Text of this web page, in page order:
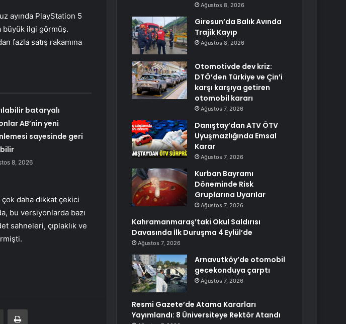
ayında PlayStation 5
büyük ilgi görmüş.
fazla satış rakamına
bataryalı
AB’nin yeni
sayesinde geri
8, 2026
çok daha dikkat çekici
bu versiyonlarda bazı
sahneleri, çıplaklık ve
E-Posta ile paylaş Yazdır
Ağustos 8, 2026
Giresun’da Balık Avında
Trajik Kayıp
Ağustos 8, 2026
Otomotivde dev kriz:
DTÖ’den Türkiye ve Çin’i
karşı karşıya getiren
otomobil kararı
Ağustos 7, 2026
Danıştay’dan ATV ÖTV
Uyuşmazlığında Emsal
Karar
Ağustos 7, 2026
Kurban Bayramı
Döneminde Risk
Gruplarına Uyarılar
Ağustos 7, 2026
Kahramanmaraş’taki Okul Saldırısı
Davasında İlk Duruşma 4 Eylül’de
Ağustos 7, 2026
Arnavutköy’de otomobil
gecekonduya çarptı
Ağustos 7, 2026
Resmi Gazete’de Atama Kararları
Yayımlandı: 8 Üniversiteye Rektör Atandı